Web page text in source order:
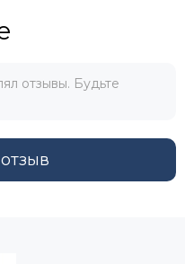
отзывы. Будьте